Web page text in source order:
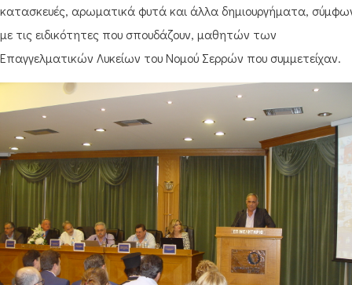
κατασκευές, αρωματικά φυτά και άλλα δημιουργήματα,
με τις ειδικότητες που σπουδάζουν, μαθητών των
Επαγγελματικών Λυκείων του Νομού Σερρών που συμμετείχαν.